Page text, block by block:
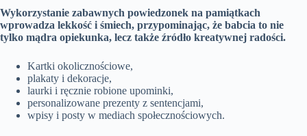
Wykorzystanie zabawnych powiedzonek na pamiątkach
wprowadza lekkość i śmiech, przypominając, że babcia to nie
tylko mądra opiekunka, lecz także źródło kreatywnej radości.
Kartki okolicznościowe,
plakaty i dekoracje,
laurki i ręcznie robione upominki,
personalizowane prezenty z sentencjami,
wpisy i posty w mediach społecznościowych.